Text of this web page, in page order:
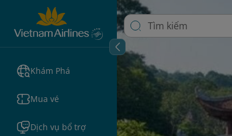
Khám Phá
Mua vé
Dịch vụ bổ trợ